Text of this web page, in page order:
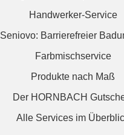
Handwerker-Service
Seniovo: Barrierefreier
Farbmischservice
Produkte nach Maß
Der HORNBACH
Alle Services im